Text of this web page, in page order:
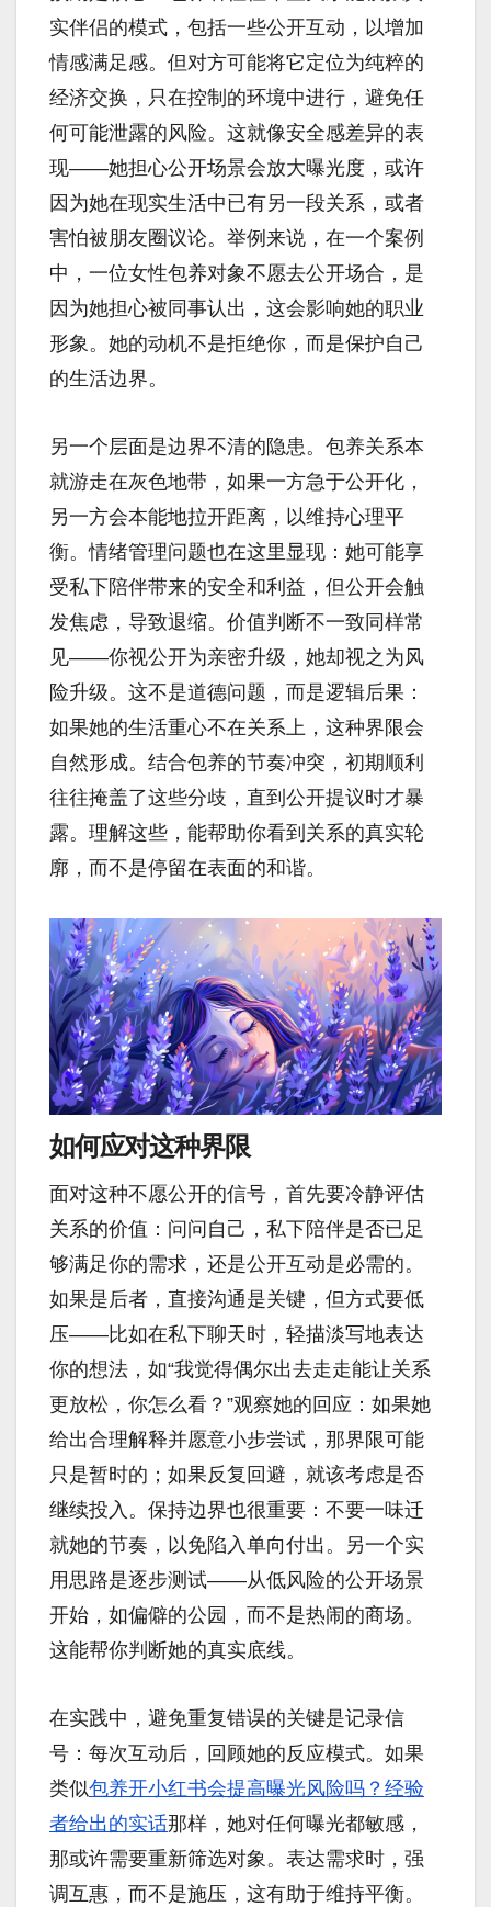
实伴侣的模式，包括一些公开互动，以增加
情感满足感。但对方可能将它定位为纯粹的
经济交换，只在控制的环境中进行，避免任
何可能泄露的风险。这就像安全感差异的表
现——她担心公开场景会放大曝光度，或许
因为她在现实生活中已有另一段关系，或者
害怕被朋友圈议论。举例来说，在一个案例
中，一位女性包养对象不愿去公开场合，是
因为她担心被同事认出，这会影响她的职业
形象。她的动机不是拒绝你，而是保护自己
的生活边界。
另一个层面是边界不清的隐患。包养关系本
就游走在灰色地带，如果一方急于公开化，
另一方会本能地拉开距离，以维持心理平
衡。情绪管理问题也在这里显现：她可能享
受私下陪伴带来的安全和利益，但公开会触
发焦虑，导致退缩。价值判断不一致同样常
见——你视公开为亲密升级，她却视之为风
险升级。这不是道德问题，而是逻辑后果：
如果她的生活重心不在关系上，这种界限会
自然形成。结合包养的节奏冲突，初期顺利
往往掩盖了这些分歧，直到公开提议时才暴
露。理解这些，能帮助你看到关系的真实轮
廓，而不是停留在表面的和谐。
如何应对这种界限
面对这种不愿公开的信号，首先要冷静评估
关系的价值：问问自己，私下陪伴是否已足
够满足你的需求，还是公开互动是必需的。
如果是后者，直接沟通是关键，但方式要低
压——比如在私下聊天时，轻描淡写地表达
你的想法，如“我觉得偶尔出去走走能让关系
更放松，你怎么看？”观察她的回应：如果她
给出合理解释并愿意小步尝试，那界限可能
只是暂时的；如果反复回避，就该考虑是否
继续投入。保持边界也很重要：不要一味迁
就她的节奏，以免陷入单向付出。另一个实
用思路是逐步测试——从低风险的公开场景
开始，如偏僻的公园，而不是热闹的商场。
这能帮你判断她的真实底线。
在实践中，避免重复错误的关键是记录信
号：每次互动后，回顾她的反应模式。如果
类似包养开小红书会提高曝光风险吗？经验
者给出的实话那样，她对任何曝光都敏感，
那或许需要重新筛选对象。表达需求时，强
调互惠，而不是施压，这有助于维持平衡。